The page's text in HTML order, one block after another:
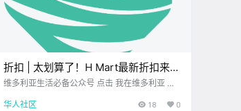
折扣 | 太划算了！H Mart最新折扣来
袭！Walmart、Save-On-Foods、
维多利亚生活必备公众号 点击 我在维多利亚 关
时间到！ 博主特意为 大家精选了 维多利亚各大
华人社区 18 0